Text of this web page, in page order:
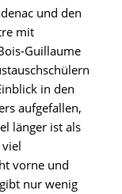
und den
mit
Guillaume
in den
aufgefallen,
länger ist als
vorne und
nur wenig